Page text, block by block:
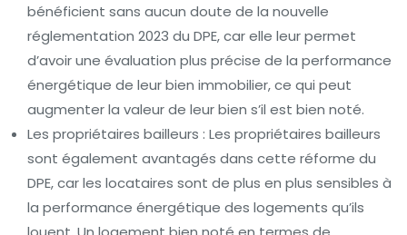
bénéficient sans aucun doute de la nouvelle
réglementation 2023 du DPE, car elle leur permet
d’avoir une évaluation plus précise de la performance
énergétique de leur bien immobilier, ce qui peut
augmenter la valeur de leur bien s’il est bien noté.
Les propriétaires bailleurs : Les propriétaires bailleurs
sont également avantagés dans cette réforme du
DPE, car les locataires sont de plus en plus sensibles à
la performance énergétique des logements qu’ils